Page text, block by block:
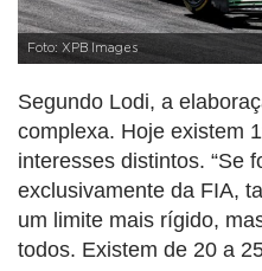
Foto: XPB Images
Segundo Lodi, a
complexa. Hoje existem
interesses distintos. “Se
exclusivamente da FIA,
um limite mais rígido,
todos. Existem de 20 a